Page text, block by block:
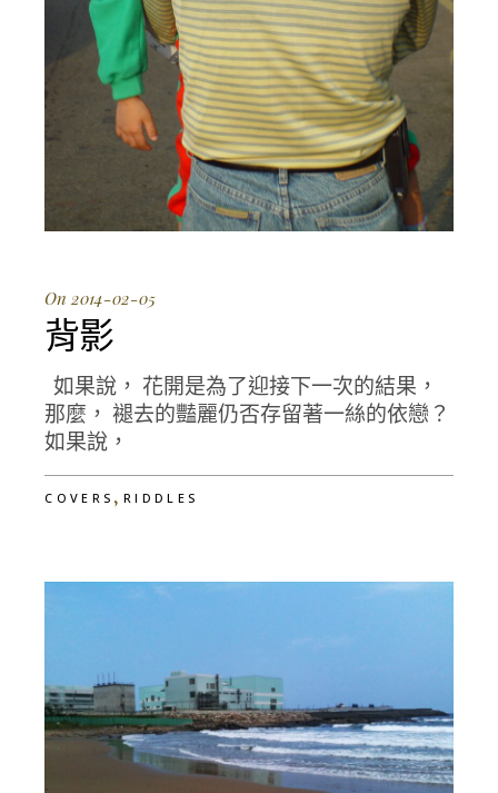
On 2014-02-05
背影
如果說， 花開是為了迎接下一次的結果，
那麼， 褪去的豔麗仍否存留著一絲的依戀？
如果說，
COVERS ,RIDDLES